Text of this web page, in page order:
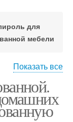
для
мебели
до блеска
Показать все